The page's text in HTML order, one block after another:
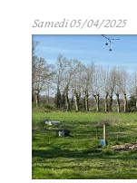
Samedi 05/04/2025